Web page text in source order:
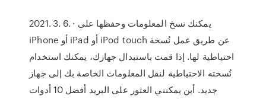
2021. 3. 6. · يمكنك نسخ المعلومات وحفظها على
iPhone أو iPad أو iPod touch عن طريق عمل نُسخة
احتياطية لها. إذا قمت باستبدال جهازك، يمكنك استخدام
نُسخته الاحتياطية لنقل المعلومات الخاصة بك إلى جهاز
جديد. أين يمكنني العثور على البريد أفضل 10 أدوات